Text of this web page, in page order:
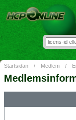
Startsidan / Medlem /